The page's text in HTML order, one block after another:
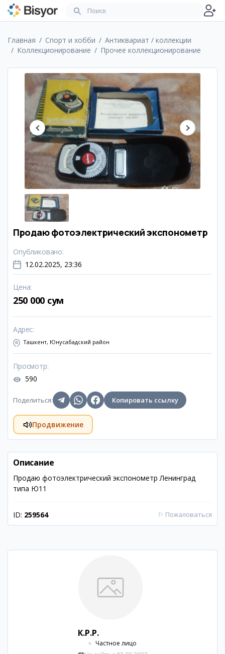
Главная Спорт и хобби
Антиквариат / коллекции
Коллекционирование
Прочее коллекционирование
Продаю фотоэлектрический экспонометр
Опубликовано:
12.02.2025, 23:36
Цена:
250 000 сум
Адрес:
Ташкент, Юнусабадский район
Просмотр:
590
Поделиться: Копировать ссылку
Продвижение
Описание
Продаю фотоэлектрический экспонометр Ленинград
типа Ю11
ID: 259564 ⚐ Пожаловаться
К.Р.Р.
Частное лицо